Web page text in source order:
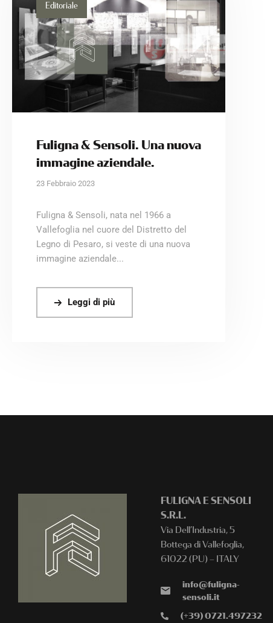
Editoriale
Fuligna & Sensoli. Una nuova
immagine aziendale.
23 Febbraio 2023
Fuligna & Sensoli, nata nel 1966 a
Vallefoglia nel cuore del Distretto del
Legno di Pesaro, si veste di una nuova
immagine aziendale...
Leggi di più
FULIGNA E SENSOLI
S.R.L.
Via Dell’Industria, 5
Bottega di Vallefoglia,
61022 (PU) – ITALY
info@fuligna-
sensoli.it
(+39) 0721.497232